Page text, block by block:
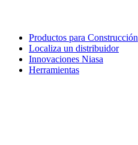
Productos para Construcción
Localiza un distribuidor
Innovaciones Niasa
Herramientas